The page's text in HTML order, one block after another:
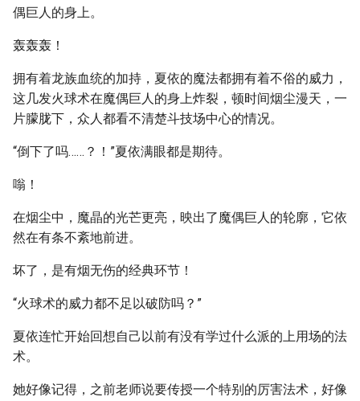
偶巨人的身上。
轰轰轰！
拥有着龙族血统的加持，夏依的魔法都拥有着不俗的威力，
这几发火球术在魔偶巨人的身上炸裂，顿时间烟尘漫天，一
片朦胧下，众人都看不清楚斗技场中心的情况。
“倒下了吗……？！”夏依满眼都是期待。
嗡！
在烟尘中，魔晶的光芒更亮，映出了魔偶巨人的轮廓，它依
然在有条不紊地前进。
坏了，是有烟无伤的经典环节！
“火球术的威力都不足以破防吗？”
夏依连忙开始回想自己以前有没有学过什么派的上用场的法
术。
她好像记得，之前老师说要传授一个特别的厉害法术，好像